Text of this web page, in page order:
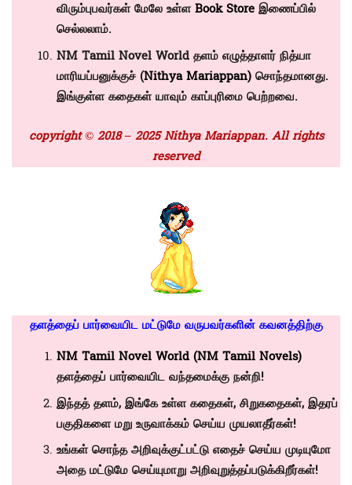
விரும்புபவர்கள் மேலே உள்ளBook Storeஇணைப்பில்
செல்லலாம்.
NM Tamil Novel World தளம் எழுத்தாளர் நித்யா
மாரியப்பனுக்குச் (Nithya Mariappan)சொந்தமானது.
இங்குள்ள கதைகள் யாவும் காப்புரிமை பெற்றவை.
copyright © 2018 – 2025 Nithya Mariappan. All rights
reserved
தளத்தைப் பார்வையிட மட்டுமே வருபவர்களின் கவனத்திற்கு
NM Tamil Novel World (NM Tamil Novels)
தளத்தைப் பார்வையிட வந்தமைக்கு நன்றி!
இந்தத் தளம், இங்கே உள்ள கதைகள், சிறுகதைகள், இதரப்
பகுதிகளை மறு உருவாக்கம் செய்ய முயலாதீர்கள்!
உங்கள் சொந்த அறிவுக்குட்பட்டு எதைச் செய்ய முடியுமோ
அதை மட்டுமே செய்யுமாறு அறிவுறுத்தப்படுக்கிறீர்கள்!